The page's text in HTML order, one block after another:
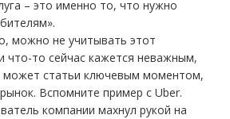
– это именно то, что нужно
можно не учитывать этот
что-то сейчас кажется неважным,
статьи ключевым моментом,
Вспомните пример с Uber.
компании махнул рукой на